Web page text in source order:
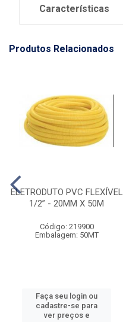
Características
Produtos Relacionados
ELETRODUTO PVC FLEXÍVEL
1/2” - 20MM X 50M
Código: 219900
Embalagem: 50MT
Faça seu login ou
cadastre-se para
ver preços e